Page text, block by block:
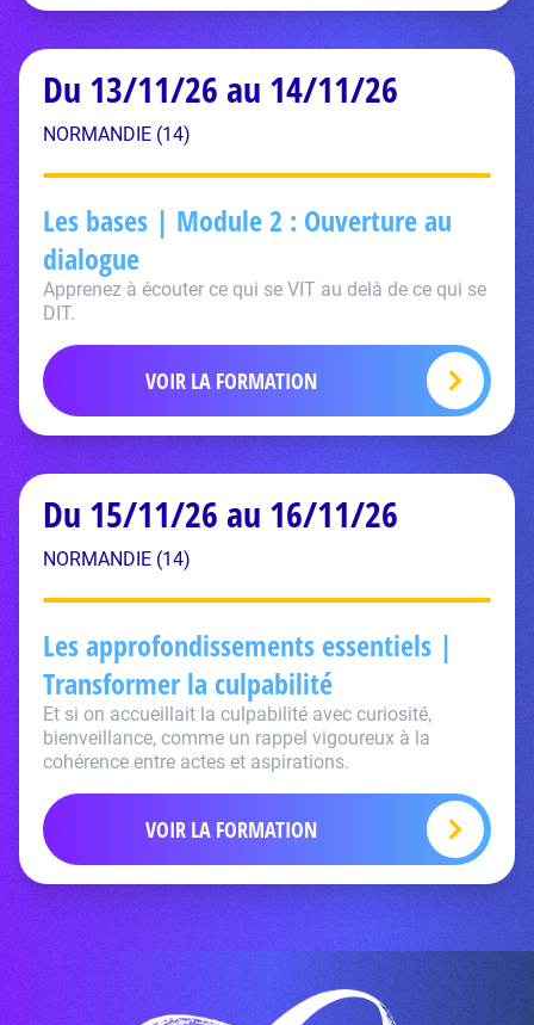
Du 13/11/26 au 14/11/26
NORMANDIE (14)
Les bases | Module 2 : Ouverture au
dialogue
Apprenez à écouter ce qui se VIT au delà de ce qui se
DIT.
VOIR LA FORMATION
Du 15/11/26 au 16/11/26
NORMANDIE (14)
Les approfondissements essentiels |
Transformer la culpabilité
Et si on accueillait la culpabilité avec curiosité,
bienveillance, comme un rappel vigoureux à la
cohérence entre actes et aspirations.
VOIR LA FORMATION